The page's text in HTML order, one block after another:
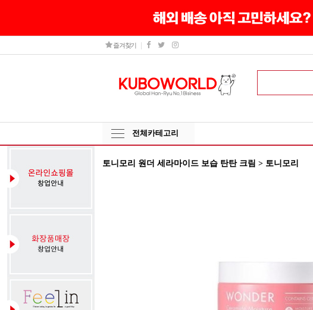
즐겨찾기
전체카테고리
토니모리 원더 세라마이드 보습 탄탄 크림 > 토니모리